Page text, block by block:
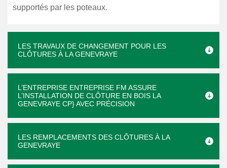
supportés par les poteaux.
LES TRAVAUX DE CHANGEMENT POUR LES
CLÔTURES À LA GENEVRAYE
L’ENTREPRISE ENTREPRISE FM ASSURE
L’INSTALLATION DE CLÔTURE EN BOIS LA
GENEVRAYE CP} AVEC PRÉCISION
LES REMPLACEMENTS DES CLÔTURES À LA
GENEVRAYE